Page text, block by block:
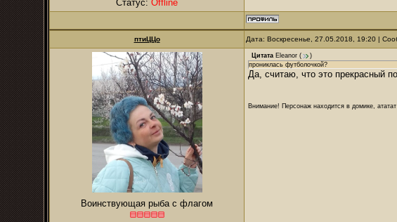
Статус: Offline
птиЦЦо Дата: Воскресенье, 27.05.2018, 19:20 |
Воинствующая рыба с флагом
Цитата Eleanor (
)
прониклась футболочкой?
Да, считаю, что это прекрасный
Внимание! Персонаж находится в домике,